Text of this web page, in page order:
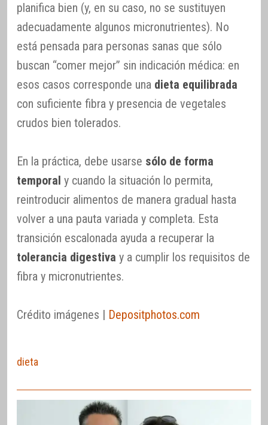
planifica bien (y, en su caso, no se sustituyen
adecuadamente algunos micronutrientes). No
está pensada para personas sanas que sólo
buscan “comer mejor” sin indicación médica: en
esos casos corresponde una dieta equilibrada
con suficiente fibra y presencia de vegetales
crudos bien tolerados.
En la práctica, debe usarse sólo de forma
temporal y cuando la situación lo permita,
reintroducir alimentos de manera gradual hasta
volver a una pauta variada y completa. Esta
transición escalonada ayuda a recuperar la
tolerancia digestiva y a cumplir los requisitos de
fibra y micronutrientes.
Crédito imágenes | Depositphotos.com
dieta